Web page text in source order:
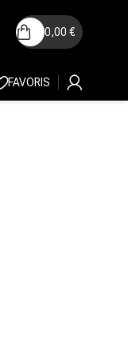
0,00 €
FAVORIS